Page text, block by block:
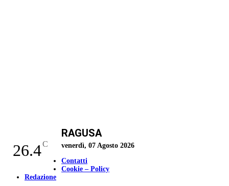
26.4C
RAGUSA
venerdì, 07 Agosto 2026
Contatti
Cookie – Policy
Redazione